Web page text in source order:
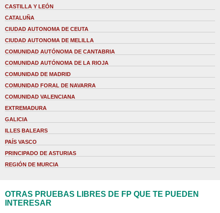
CASTILLA Y LEÓN
CATALUÑA
CIUDAD AUTONOMA DE CEUTA
CIUDAD AUTONOMA DE MELILLA
COMUNIDAD AUTÓNOMA DE CANTABRIA
COMUNIDAD AUTÓNOMA DE LA RIOJA
COMUNIDAD DE MADRID
COMUNIDAD FORAL DE NAVARRA
COMUNIDAD VALENCIANA
EXTREMADURA
GALICIA
ILLES BALEARS
PAÍS VASCO
PRINCIPADO DE ASTURIAS
REGIÓN DE MURCIA
OTRAS PRUEBAS LIBRES DE FP QUE TE PUEDEN
INTERESAR